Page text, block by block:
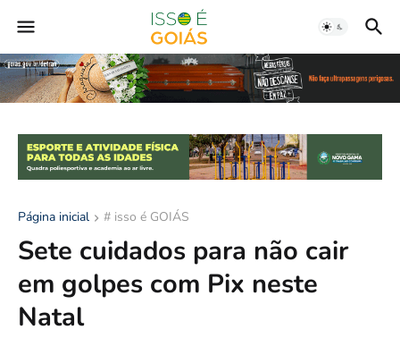
Página inicial # isso é GOIÁS
Sete cuidados para não cair
em golpes com Pix neste
Natal